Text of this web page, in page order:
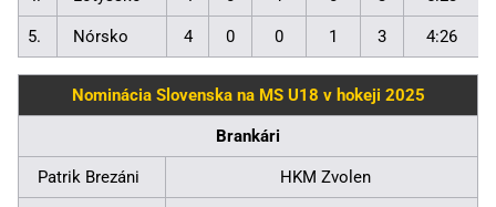
5. Nórsko 4 0 0 1 3 4:26
Nominácia Slovenska na MS U18 v hokeji 2025
Brankári
Patrik Brezáni HKM Zvolen